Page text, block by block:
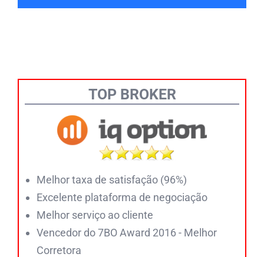
TOP BROKER
Melhor taxa de satisfação (96%)
Excelente plataforma de negociação
Melhor serviço ao cliente
Vencedor do 7BO Award 2016 - Melhor
Corretora